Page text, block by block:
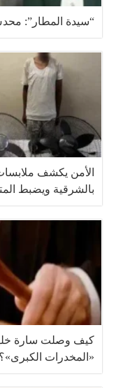
“سيدة المطار”:
الأمن يكشف
بالشرقية ويضبط
كيف وصلت سارة
«المخدرات الكبرى»؟